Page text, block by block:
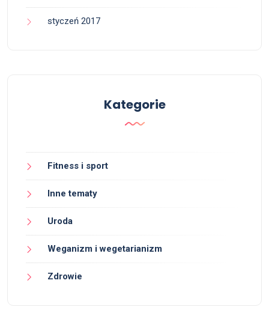
styczeń 2017
Kategorie
Fitness i sport
Inne tematy
Uroda
Weganizm i wegetarianizm
Zdrowie